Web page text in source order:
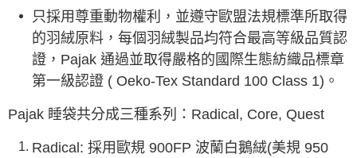
只採用尊重動物權利，並遵守歐盟法規標準所取得
的羽絨原料，每個羽絨製品均符合最高等級品質認
證，Pajak 通過並取得嚴格的國際生態紡織品標章
第一級認證 ( Oeko-Tex Standard 100 Class 1)。
Pajak 睡袋共分成三種系列：Radical, Core, Quest
Radical: 採用歐規 900FP 波蘭白鵝絨(美規 950